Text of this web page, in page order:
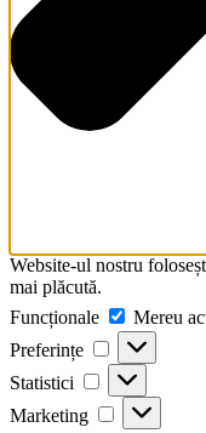
screen
reader
to
help
navigate
Website-ul nostru
mai plăcută.
Funcționale
Mereu
Preferințe
Preferințe
Statistici Statistici
Marketing Marketing